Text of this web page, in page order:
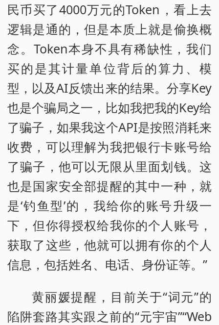
民币买了4000万元的Token，看上去
逻辑是通的，但是本质上就是偷换概
念。Token本身不具有稀缺性，我们
买的是其计量单位背后的算力、模
型，以及AI反馈出来的结果。分享Key
也是个骗局之一，比如我把我的Key给
了骗子，如果我这个API是按照消耗来
收费，可以理解为我把银行卡账号给
了骗子，他可以无限从里面划钱。这
也是国家安全部提醒的其中一种，就
是‘钓鱼型’的，我给你的账号升级一
下，但你得授权给我你的个人账号，
获取了这些，他就可以拥有你的个人
信息，包括姓名、电话、身份证等。”
黄丽媛提醒，目前关于“词元”的
陷阱套路其实跟之前的“元宇宙”“Web